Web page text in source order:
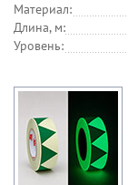
Материал:
Длина, м:
Уровень: